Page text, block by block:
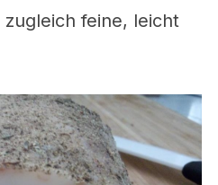
feine, leicht